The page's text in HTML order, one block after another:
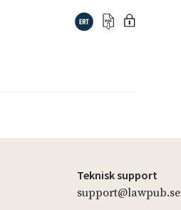
Teknisk support
support@lawpub.se